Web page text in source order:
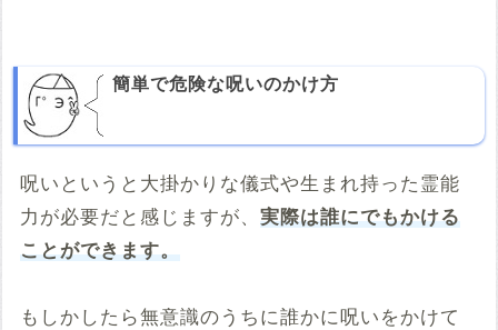
簡単で危険な呪いのかけ方
呪いというと大掛かりな儀式や生まれ持った霊能
力が必要だと感じますが、 実際は誰にでもかける
ことができます。
もしかしたら無意識のうちに誰かに呪いをかけて